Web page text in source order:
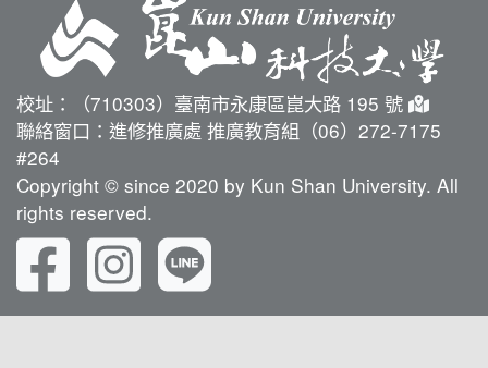
校址：（710303）臺南市永康區崑大路 195 號
聯絡窗口：進修推廣處 推廣教育組（06）272-7175
#264
Copyright © since 2020 by Kun Shan University. All
rights reserved.